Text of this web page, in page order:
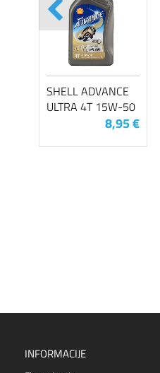
SHELL ADVANCE
ULTRA 4T 15W-50
8,95 €
INFORMACIJE